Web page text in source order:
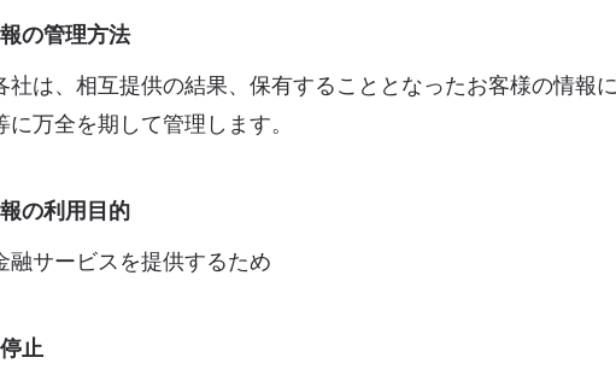
の管理方法
社は、相互提供の結果、保有することとなったお客様の情報
万全を期して管理します。
の利用目的
融サービスを提供するため
止